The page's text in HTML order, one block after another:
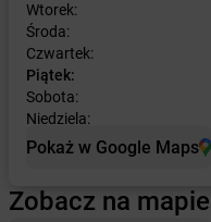
Wtorek:
Środa:
Czwartek:
Piątek:
Sobota:
Niedziela:
Pokaż w Google Maps
Zobacz na